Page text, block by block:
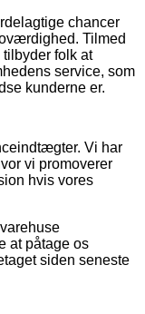
chancer
Tilmed
folk at
service, som
kunderne er.
Vi har
vi promoverer
hvis vores
at påtage os
siden seneste